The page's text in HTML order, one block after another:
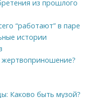
из прошлого
“работают” в паре
истории
Каково быть музой?